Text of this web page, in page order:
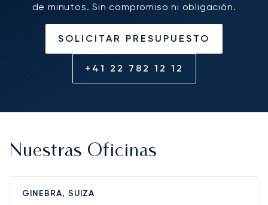
de minutos. Sin compromiso ni obligación.
SOLICITAR PRESUPUESTO
+41 22 782 12 12
Nuestras Oficinas
GINEBRA, SUIZA